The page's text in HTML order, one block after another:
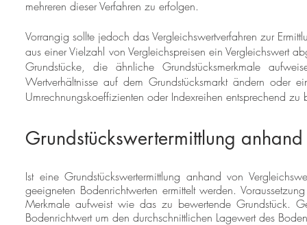
mehreren dieser Verfahren zu erfolgen.
Vorrangig sollte jedoch das Vergleichswertverfahren zur
aus einer Vielzahl von Vergleichspreisen ein Vergleichswert
Grundstücke, die ähnliche Grundstücksmerkmale
Wertverhältnisse auf dem Grundstücksmarkt ändern oder
Umrechnungskoeffizienten oder Indexreihen entsprechend zu
Grundstückswertermittlung
Ist eine Grundstückswertermittlung anhand von
geeigneten Bodenrichtwerten ermittelt werden.
Merkmale aufweist wie das zu bewertende Grundstück.
Bodenrichtwert um den durchschnittlichen Lagewert des